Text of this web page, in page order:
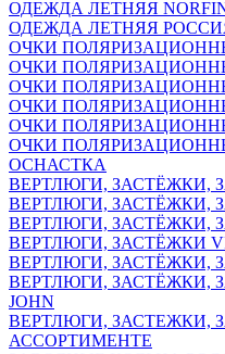
ОДЕЖДА ЛЕТНЯЯ
ОДЕЖДА ЛЕТНЯЯ
ОЧКИ
ОЧКИ
ОЧКИ
ОЧКИ
ОЧКИ
ОЧКИ
ОСНАСТКА
ВЕРТЛЮГИ, ЗАСТЁЖКИ,
ВЕРТЛЮГИ, ЗАСТЁЖКИ,
ВЕРТЛЮГИ, ЗАСТЁЖКИ,
ВЕРТЛЮГИ, ЗАСТЁЖКИ
ВЕРТЛЮГИ, ЗАСТЁЖКИ,
ВЕРТЛЮГИ, ЗАСТЁЖКИ,
JOHN
ВЕРТЛЮГИ, ЗАСТЕЖКИ,
АССОРТИМЕНТЕ